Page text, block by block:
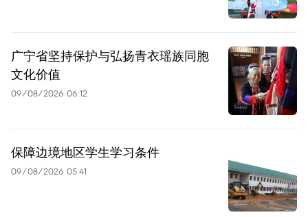
广宁省坚持保护与弘扬青衣瑶族同胞
文化价值
09/08/2026 06:12
保障边境地区学生学习条件
09/08/2026 05:41